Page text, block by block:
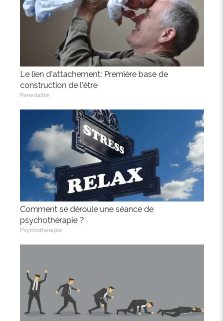
Le lien d'attachement: Première base de
construction de l'être
Parentalité
Comment se déroule une séance de
psychothérapie ?
Psychothérapie